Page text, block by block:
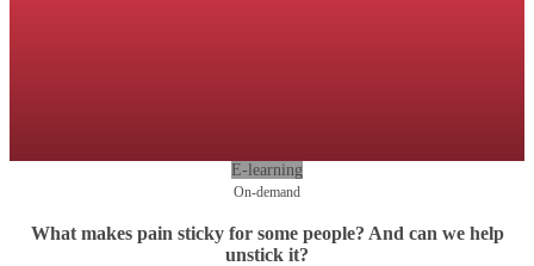
E-learning
On-demand
What makes pain sticky for some people? And can we help
unstick it?